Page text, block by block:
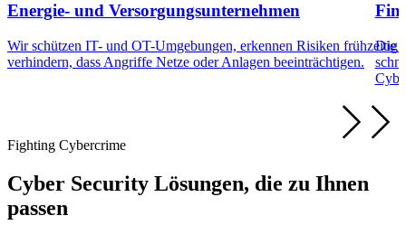
Energie- und Versorgungsunternehmen
Wir schützen IT- und OT-Umgebungen, erkennen Risiken frühzeitig
verhindern, dass Angriffe Netze oder Anlagen beeinträchtigen.
Die
Fighting Cybercrime
Cyber Security Lösungen, die zu Ihnen
passen